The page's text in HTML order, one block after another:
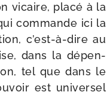
vicaire, pla­cé à la
com­mande ici la
c’est-à-dire au
dans la dépen­
tel que dans le
est uni­ver­sel